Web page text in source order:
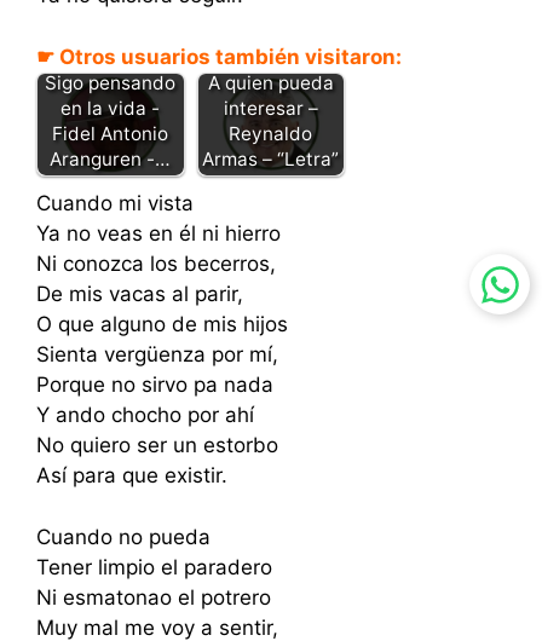
☛ Otros usuarios también visitaron:
Sigo pensando
en la vida -
Fidel Antonio
Aranguren -…
A quien pueda
interesar –
Reynaldo
Armas – “Letra”
Cuando mi vista
Ya no veas en él ni hierro
Ni conozca los becerros,
De mis vacas al parir,
O que alguno de mis hijos
Sienta vergüenza por mí,
Porque no sirvo pa nada
Y ando chocho por ahí
No quiero ser un estorbo
Así para que existir.
Cuando no pueda
Tener limpio el paradero
Ni esmatonao el potrero
Muy mal me voy a sentir,